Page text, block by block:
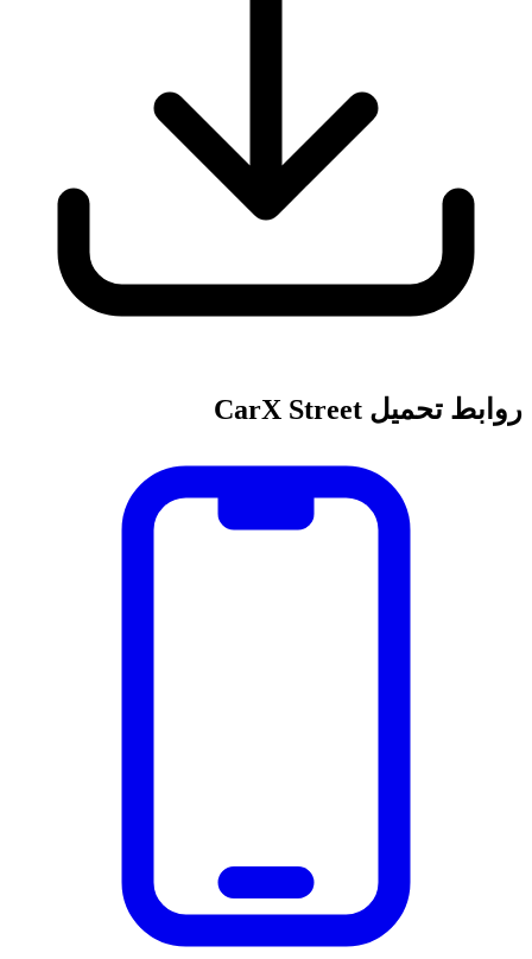
روابط تحميل CarX Street